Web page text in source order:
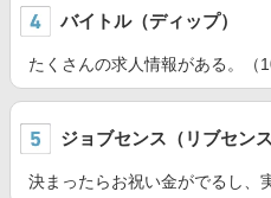
バイトル（ディップ）
たくさんの求人情報がある。（
ジョブセンス（リブセンス
決まったらお祝い金がでるし、